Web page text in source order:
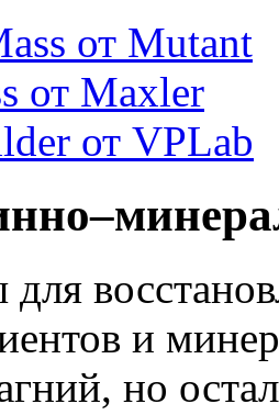
от Mutant
от Maxler
от VPLab
и
но